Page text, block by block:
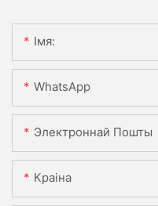
Імя:
WhatsApp
Электроннай Пошты
Краіна